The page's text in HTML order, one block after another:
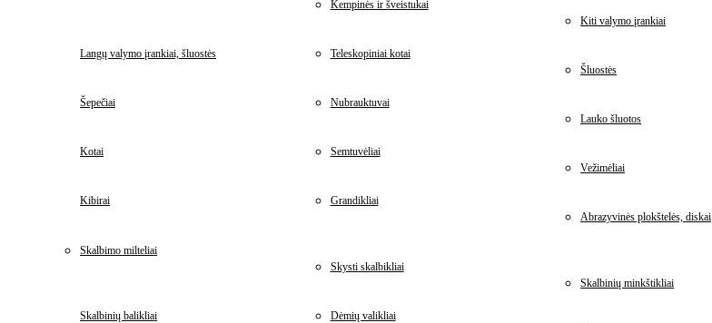
Kempinės ir šveistukai
Kiti valymo įrankiai
Langų valymo įrankiai, šluostės
Teleskopiniai kotai
Šluostės
Šepečiai
Nubrauktuvai
Lauko šluotos
Kotai
Semtuvėliai
Vežimėliai
Kibirai
Grandikliai
Abrazyvinės plokštelės, diskai
Skalbimo milteliai
Skysti skalbikliai
Skalbinių minkštikliai
Skalbinių balikliai
Dėmių valikliai